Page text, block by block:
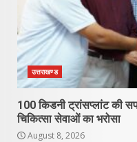
उत्तराखण्ड
100 किडनी ट्रांसप्लांट की
चिकित्सा सेवाओं का भरोसा
August 8, 2026